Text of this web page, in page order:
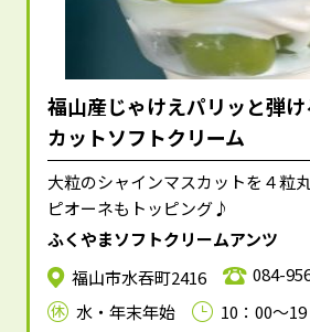
福山産じゃけえパリッと弾
カットソフトクリーム
大粒のシャインマスカットを４粒
ピオーネもトッピング♪
ふくやまソフトクリームアンツ
福山市水吞町2416
084-
水・年末年始
10：00～